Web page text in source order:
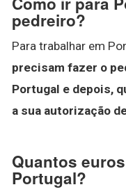
pedreiro?
Para trabalhar em
precisam fazer o
Portugal e depois,
a sua autorização
Quantos
Portugal?